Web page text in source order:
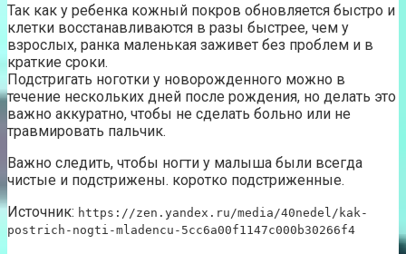
Так как у ребенка кожный покров обновляется быстро и
клетки восстанавливаются в разы быстрее, чем у
взрослых, ранка маленькая заживет без проблем и в
краткие сроки.
Подстригать ноготки у новорожденного можно в
течение нескольких дней после рождения, но делать это
важно аккуратно, чтобы не сделать больно или не
травмировать пальчик.
Важно следить, чтобы ногти у малыша были всегда
чистые и подстрижены. коротко подстриженные.
Источник: https://zen.yandex.ru/media/40nedel/kak-
postrich-nogti-mladencu-5cc6a00f1147c000b30266f4